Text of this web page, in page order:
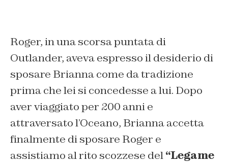
Roger, in una scorsa puntata di
Outlander, aveva espresso il desiderio di
sposare Brianna come da tradizione
prima che lei si concedesse a lui. Dopo
aver viaggiato per 200 anni e
attraversato l’Oceano, Brianna accetta
finalmente di sposare Roger e
assistiamo al rito scozzese del“Legame